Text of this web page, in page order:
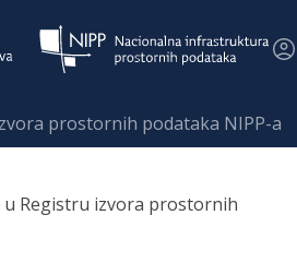
prostornih podataka NIPP-a
Registru izvora prostornih